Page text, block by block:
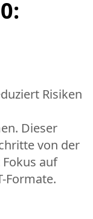
Risiken
Dieser
von der
auf
Formate.